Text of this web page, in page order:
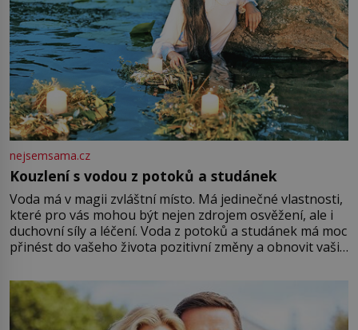
nejsemsama.cz
Kouzlení s vodou z potoků a studánek
Voda má v magii zvláštní místo. Má jedinečné vlastnosti,
které pro vás mohou být nejen zdrojem osvěžení, ale i
duchovní síly a léčení. Voda z potoků a studánek má moc
přinést do vašeho života pozitivní změny a obnovit vaši
můžete obohatit své rituály a přinést do svého života
větší harmonii a klid. Je důležité